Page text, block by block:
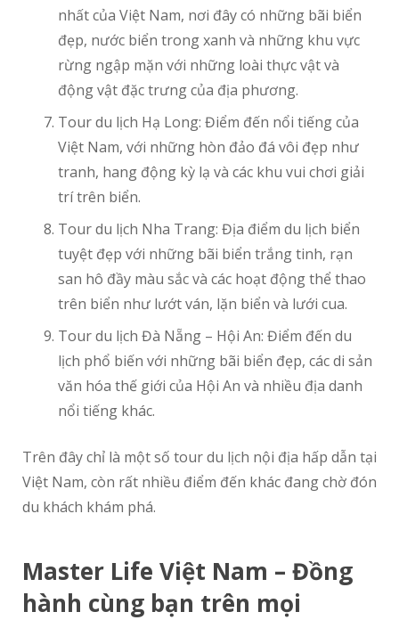
nhất của Việt Nam, nơi đây có những bãi biển
đẹp, nước biển trong xanh và những khu vực
rừng ngập mặn với những loài thực vật và
động vật đặc trưng của địa phương.
Tour du lịch Hạ Long: Điểm đến nổi tiếng của
Việt Nam, với những hòn đảo đá vôi đẹp như
tranh, hang động kỳ lạ và các khu vui chơi giải
trí trên biển.
Tour du lịch Nha Trang: Địa điểm du lịch biển
tuyệt đẹp với những bãi biển trắng tinh, rạn
san hô đầy màu sắc và các hoạt động thể thao
trên biển như lướt ván, lặn biển và lưới cua.
Tour du lịch Đà Nẵng – Hội An: Điểm đến du
lịch phổ biến với những bãi biển đẹp, các di sản
văn hóa thế giới của Hội An và nhiều địa danh
nổi tiếng khác.
Trên đây chỉ là một số tour du lịch nội địa hấp dẫn tại
Việt Nam, còn rất nhiều điểm đến khác đang chờ đón
du khách khám phá.
Master Life Việt Nam – Đồng
hành cùng bạn trên mọi